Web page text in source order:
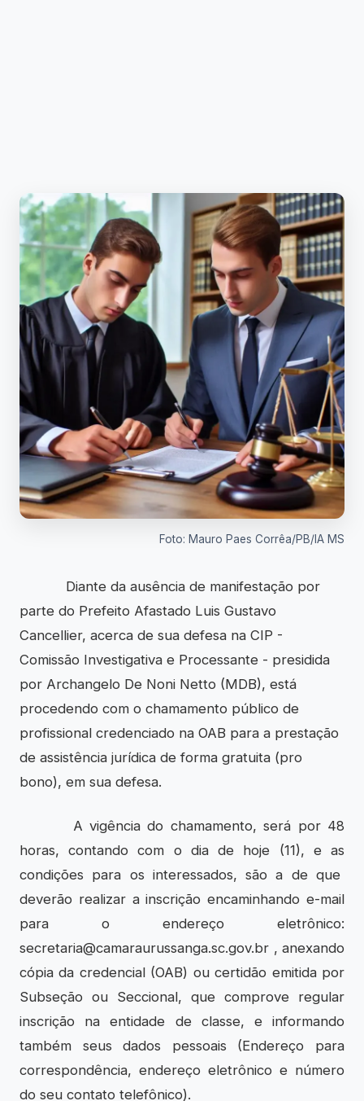
Foto: Mauro Paes Corrêa/PB/IA MS
Diante da ausência de manifestação por
parte do Prefeito Afastado Luis Gustavo
Cancellier, acerca de sua defesa na CIP -
Comissão Investigativa e Processante - presidida
por Archangelo De Noni Netto (MDB), está
procedendo com o chamamento público de
profissional credenciado na OAB para a prestação
de assistência jurídica de forma gratuita (pro
bono), em sua defesa.
A vigência do chamamento, será por 48
horas, contando com o dia de hoje (11), e as
condições para os interessados, são a de que
deverão realizar a inscrição encaminhando e-mail
para o endereço eletrônico:
secretaria@camaraurussanga.sc.gov.br , anexando
cópia da credencial (OAB) ou certidão emitida por
Subseção ou Seccional, que comprove regular
inscrição na entidade de classe, e informando
também seus dados pessoais (Endereço para
correspondência, endereço eletrônico e número
do seu contato telefônico).